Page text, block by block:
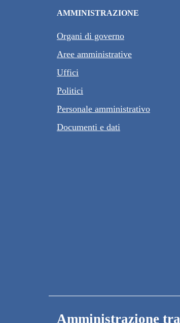
AMMINISTRAZIONE
Organi di governo
Aree amministrative
Uffici
Politici
Personale amministrativo
Documenti e dati
Amministrazione